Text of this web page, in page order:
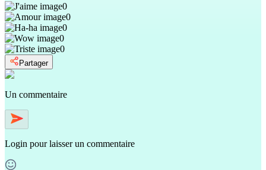
0
0
0
0
0
Partager
Un commentaire
Login pour laisser un commentaire